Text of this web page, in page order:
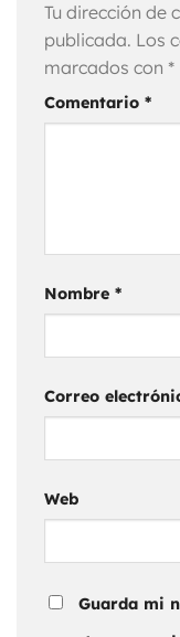
Tu dirección de
publicada. Los
marcados con *
Comentario *
Nombre *
Correo
Web
Guarda mi